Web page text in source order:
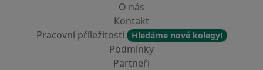
O nás
Kontakt
Pracovní příležitosti
Hledáme nové kolegy!
Podmínky
Partneři